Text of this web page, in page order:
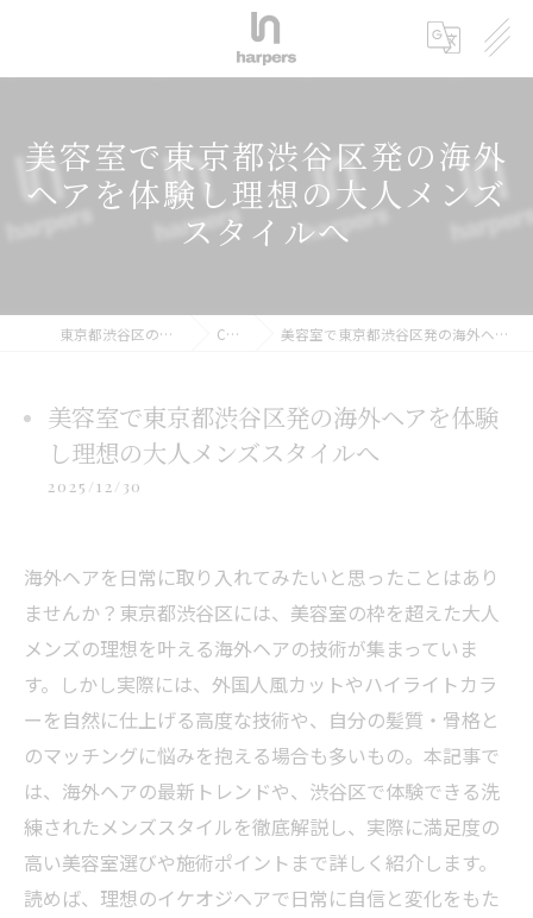
美容室で東京都渋谷区発の海外
ヘアを体験し理想の大人メンズ
スタイルへ
東京都渋谷区の美容室ならharpers 渋谷 COLUMN 美容室で東京都渋谷区発の海外ヘアを体験し理想の大人メンズスタイルへ
美容室で東京都渋谷区発の海外ヘアを体験
し理想の大人メンズスタイルへ
2025/12/30
海外ヘアを日常に取り入れてみたいと思ったことはあり
ませんか？東京都渋谷区には、美容室の枠を超えた大人
メンズの理想を叶える海外ヘアの技術が集まっていま
す。しかし実際には、外国人風カットやハイライトカラ
ーを自然に仕上げる高度な技術や、自分の髪質・骨格と
のマッチングに悩みを抱える場合も多いもの。本記事で
は、海外ヘアの最新トレンドや、渋谷区で体験できる洗
練されたメンズスタイルを徹底解説し、実際に満足度の
高い美容室選びや施術ポイントまで詳しく紹介します。
読めば、理想のイケオジヘアで日常に自信と変化をもた